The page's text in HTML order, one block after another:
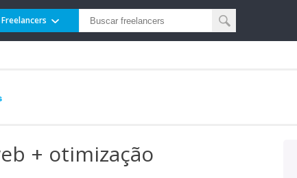
Freelancers
+ otimização